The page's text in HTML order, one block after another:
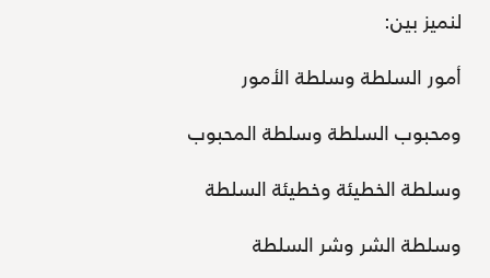
لنميز بين:
أمور السلطة وسلطة الأمور
ومحبوب السلطة وسلطة المحبوب
وسلطة الخطيئة وخطيئة السلطة
وسلطة الشر وشر السلطة